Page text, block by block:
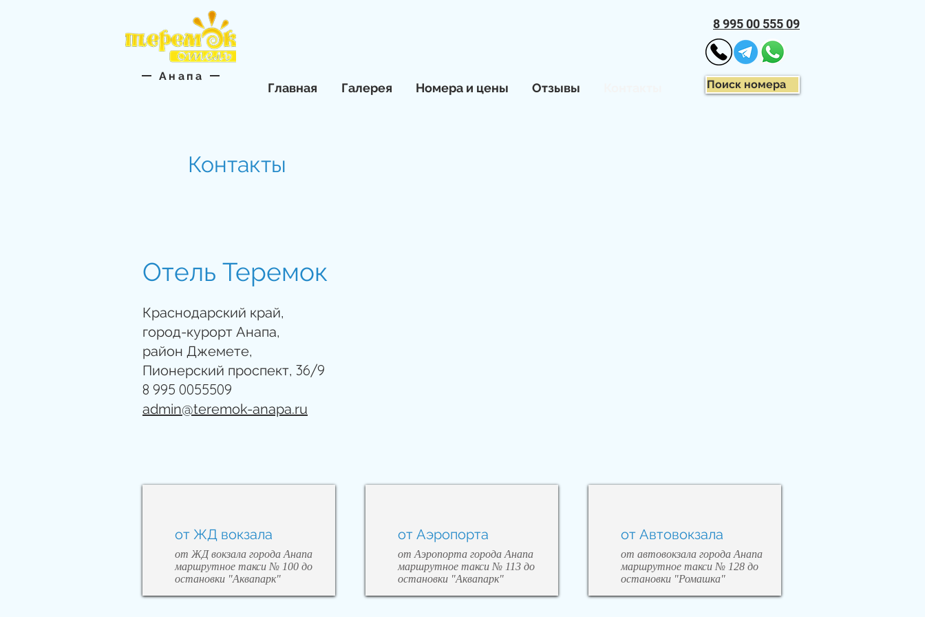
Анапа
Главная Галерея Номера и цены Отзывы
8 995 00 555 09
Поиск номера
Контакты
Отель Теремок
Краснодарский край,
город-курорт Анапа,
район Джемете,
Пионерский проспект, 36/9
8 995 0055509
admin@teremok-anapa.ru
от ЖД вокзала
от ЖД вокзала города Анапа
маршрутное такси № 100 до
остановки "Аквапарк"
от Аэропорта
от Аэропорта города Анапа
маршрутное такси № 113 до
остановки "Аквапарк"
от Автовокзала
от автовокзала города Анапа
маршрутное такси № 128 до
остановки "Ромашка"